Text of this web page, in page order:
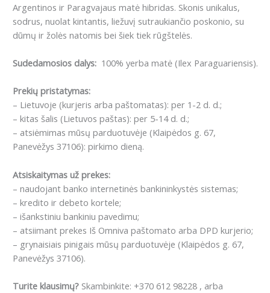
Argentinos ir Paragvajaus matė hibridas. Skonis unikalus,
sodrus, nuolat kintantis, liežuvį sutraukiančio poskonio, su
dūmų ir žolės natomis bei šiek tiek rūgštelės.
Sudedamosios dalys: 100% yerba matė (Ilex Paraguariensis).
Prekių pristatymas:
– Lietuvoje (kurjeris arba paštomatas): per 1-2 d. d.;
– kitas šalis (Lietuvos paštas): per 5-14 d. d.;
– atsiėmimas mūsų parduotuvėje (Klaipėdos g. 67,
Panevėžys 37106): pirkimo dieną.
Atsiskaitymas už prekes:
– naudojant banko internetinės bankininkystės sistemas;
– kredito ir debeto kortele;
– išankstiniu bankiniu pavedimu;
– atsiimant prekes Iš Omniva paštomato arba DPD kurjerio;
– grynaisiais pinigais mūsų parduotuvėje (Klaipėdos g. 67,
Panevėžys 37106).
Turite klausimų? Skambinkite: +370 612 98228 , arba